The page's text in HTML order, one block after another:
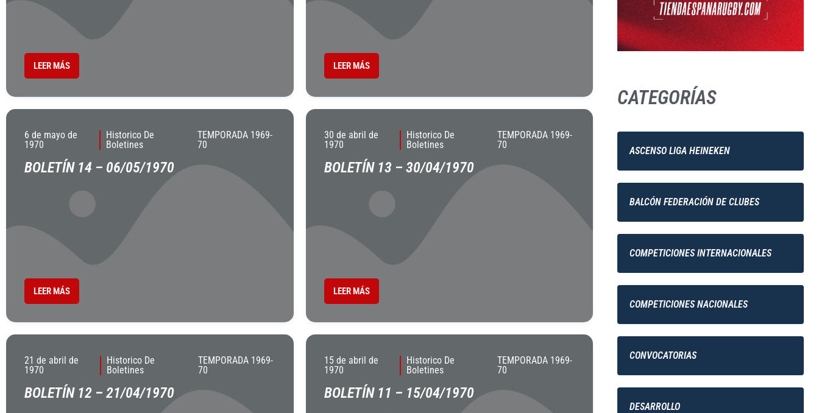
LEER MÁS LEER MÁS
6 de mayo de
1970
Historico De
Boletines
TEMPORADA 1969-
70
BOLETÍN 14 – 06/05/1970
LEER MÁS
30 de abril de
1970
Historico De
Boletines
TEMPORADA 1969-
70
BOLETÍN 13 – 30/04/1970
LEER MÁS
21 de abril de
1970
Historico De
Boletines
TEMPORADA 1969-
70
BOLETÍN 12 – 21/04/1970
15 de abril de
1970
Historico De
Boletines
TEMPORADA 1969-
70
BOLETÍN 11 – 15/04/1970
CATEGORÍAS
ASCENSO LIGA HEINEKEN
BALCÓN FEDERACIÓN DE CLUBES
COMPETICIONES INTERNACIONALES
COMPETICIONES NACIONALES
CONVOCATORIAS
DESARROLLO